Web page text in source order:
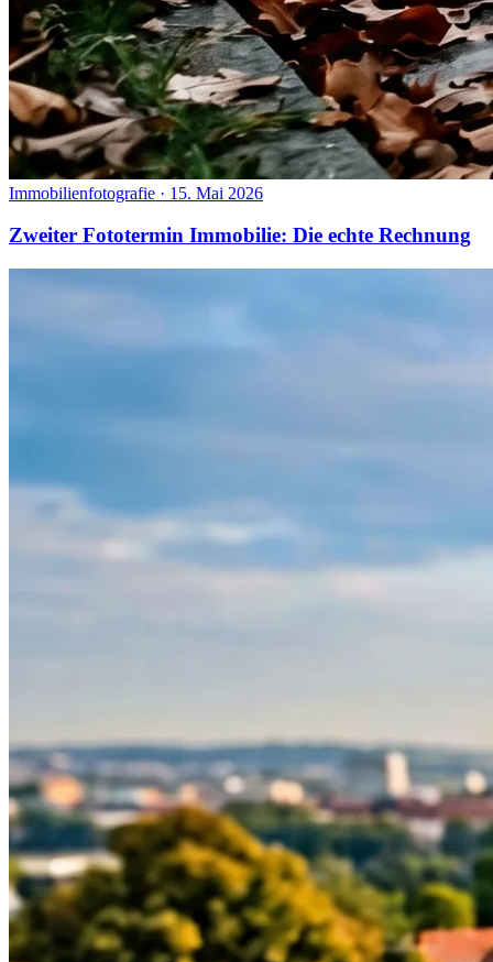
Immobilienfotografie · 15. Mai 2026
Zweiter Fototermin Immobilie: Die echte Rechnung